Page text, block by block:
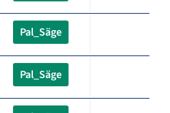
Pal_Säge
Pal_Säge